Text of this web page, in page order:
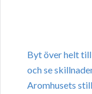
Byt över helt
och se
Aromhusets